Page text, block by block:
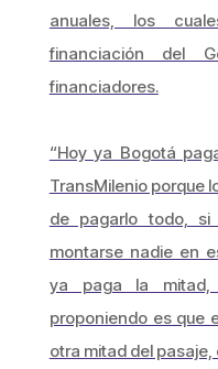
anuales, los
financiación del
financiadores.
“Hoy ya Bogotá
TransMilenio porque
de pagarlo todo,
montarse nadie en
ya paga la mitad,
proponiendo es que
otra mitad del pasaje,